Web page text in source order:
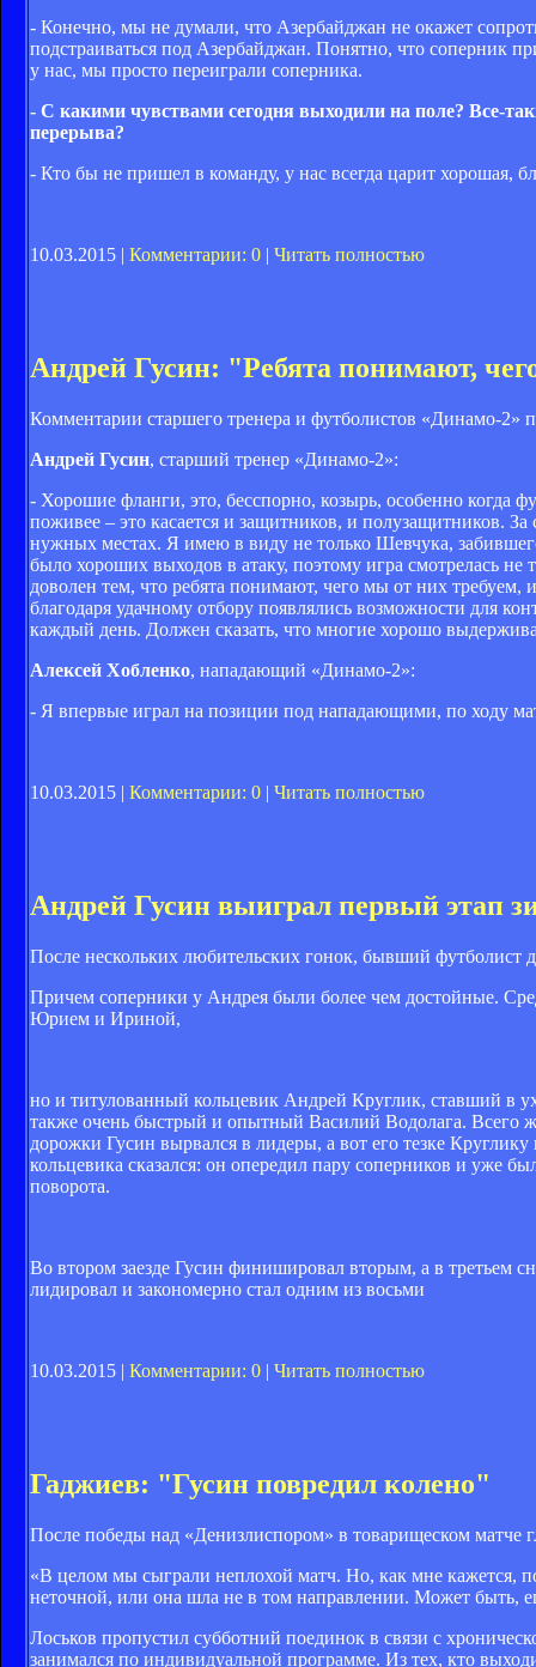
- Конечно, мы не думали, что Азербайджан не окажет
подстраиваться под Азербайджан. Понятно, что соперник
у нас, мы просто переиграли соперника.
- С какими чувствами сегодня выходили на поле? Все-
перерыва?
- Кто бы не пришел в команду, у нас всегда царит хорошая,
10.03.2015 | Комментарии: 0 Читать полностью
Андрей Гусин: "Ребята понимают,
Комментарии старшего тренера и футболистов «Динамо-2»
Андрей Гусин, старший тренер «Динамо-2»:
- Хорошие фланги, это, бесспорно, козырь, особенно когда
поживее – это касается и защитников, и полузащитников.
нужных местах. Я имею в виду не только Шевчука,
было хороших выходов в атаку, поэтому игра смотрелась
доволен тем, что ребята понимают, чего мы от них
благодаря удачному отбору появлялись возможности для
каждый день. Должен сказать, что многие хорошо
Алексей Хобленко, нападающий «Динамо-2»:
- Я впервые играл на позиции под нападающими, по ходу
10.03.2015 | Комментарии: 0 | Читать полностью
Андрей Гусин выиграл первый этап
После нескольких любительских гонок, бывший футболист
Причем соперники у Андрея были более чем достойные.
Юрием и Ириной,
но и титулованный кольцевик Андрей Круглик, ставший в
также очень быстрый и опытный Василий Водолага. Всего
дорожки Гусин вырвался в лидеры, а вот его тезке
кольцевика сказался: он опередил пару соперников и уже
поворота.
Во втором заезде Гусин финишировал вторым, а в третьем
лидировал и закономерно стал одним из восьми
10.03.2015 | Комментарии: 0 | Читать полностью
Гаджиев: "Гусин повредил колено"
После победы над «Денизлиспором» в товарищеском матче
«В целом мы сыграли неплохой матч. Но, как мне кажется,
неточной, или она шла не в том направлении. Может быть,
Лоськов пропустил субботний поединок в связи с
занимался по индивидуальной программе. Из тех, кто